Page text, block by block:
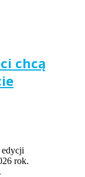
chcą
edycji
rok.